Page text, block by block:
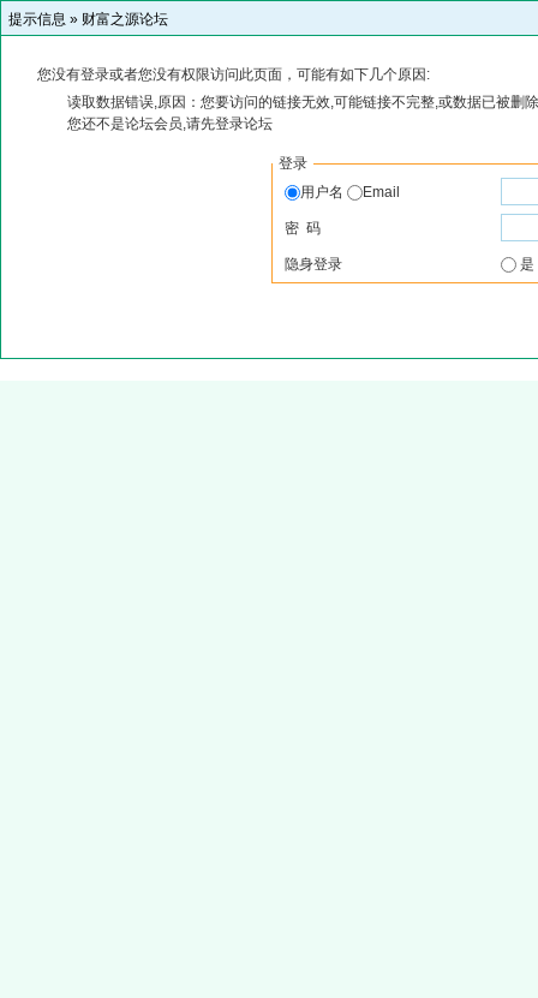
提示信息 » 财富之源论坛
您没有登录或者您没有权限访问此页面，可能有如下几个原因:
读取数据错误,原因：您要访问的链接无效,可能链接不完整,或数据已被删
您还不是论坛会员,请先登录论坛
登录
用户名
Email
密 码
隐身登录